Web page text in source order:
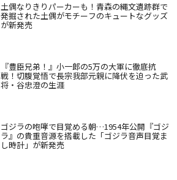
土偶なりきりパーカーも！青森の縄文遺跡群で
発掘された土偶がモチーフのキュートなグッズ
が新発売
『豊臣兄弟！』小一郎の5万の大軍に徹底抗
戦！切腹覚悟で長宗我部元親に降伏を迫った武
将・谷忠澄の生涯
ゴジラの咆哮で目覚める朝…1954年公開『ゴジ
ラ』の貴重音源を搭載した「ゴジラ音声目覚ま
し時計」が新発売